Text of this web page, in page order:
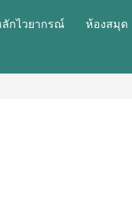
กไวยากรณ์ ห้องสมุด